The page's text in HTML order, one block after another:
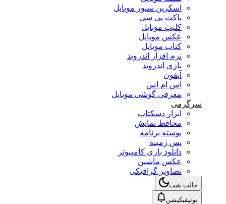
اسکرین سیور موبایل
پاکت پی سی
کلیپ موبایل
عکس موبایل
کتاب موبایل
نرم افزار اندروید
بازی اندروید
آیفون
اس ام اس
معرفی گوشی موبایل
سرگرمی
ابزار دسکتاپ
محافظ نمایش
پوسته برنامه
پس زمینه
دانلود بازی کامپیوتر
عکس ماشین
تصاویر گرافیکی
حالت شب
نوتیفیکیشن